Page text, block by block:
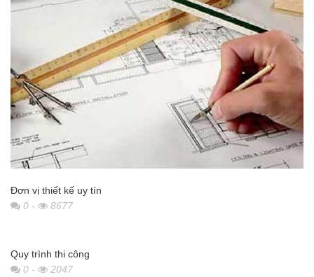
Đơn vị thiết kế uy tín
0 - 8677
Quy trình thi công
0 - 2047